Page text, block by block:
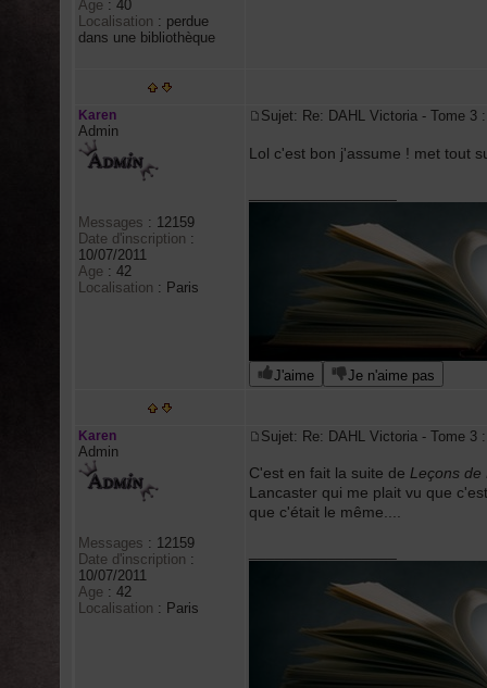
Age : 40
Localisation : perdue
dans une bibliothèque
Karen
Admin
Messages : 12159
Date d'inscription :
10/07/2011
Age : 42
Localisation : Paris
Sujet: Re: DAHL Victoria - Tome
Lol c'est bon j'assume ! met tout
J'aime Je n'aime pas
Karen
Admin
Messages : 12159
Date d'inscription :
10/07/2011
Age : 42
Localisation : Paris
Sujet: Re: DAHL Victoria - Tome
C'est en fait la suite de Leçons de
Lancaster qui me plait vu que
que c'était le même....